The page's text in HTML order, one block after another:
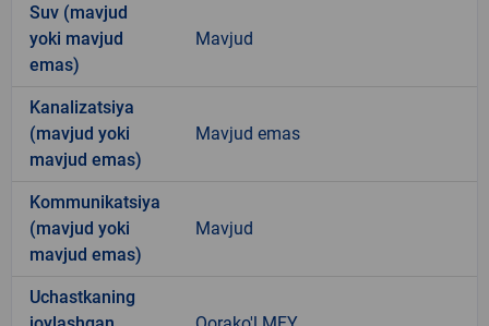
Suv (mavjud
yoki mavjud
emas)
Mavjud
Kanalizatsiya
(mavjud yoki
mavjud emas)
Mavjud emas
Kommunikatsiya
(mavjud yoki
mavjud emas)
Mavjud
Uchastkaning